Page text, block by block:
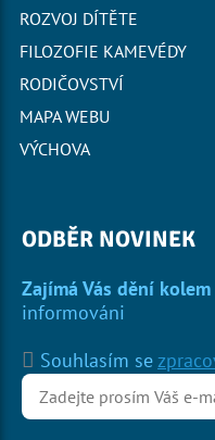
ROZVOJ DÍTĚTE
FILOZOFIE KAMEVÉDY
RODIČOVSTVÍ
MAPA WEBU
VÝCHOVA
ODBĚR NOVINEK
Zajímá Vás dění
informováni
Souhlasím se